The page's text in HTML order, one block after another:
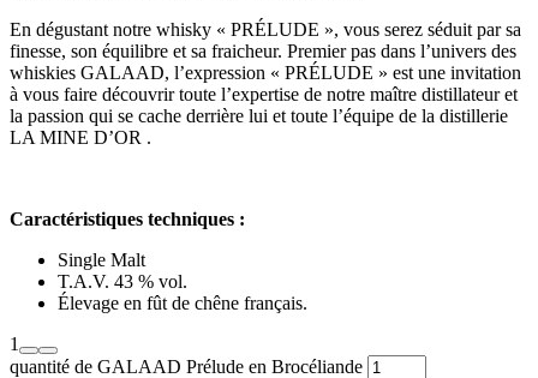
En dégustant notre whisky « PRÉLUDE », vous serez séduit par sa
finesse, son équilibre et sa fraicheur. Premier pas dans l’univers des
whiskies GALAAD, l’expression « PRÉLUDE » est une invitation
à vous faire découvrir toute l’expertise de notre maître distillateur et
la passion qui se cache derrière lui et toute l’équipe de la distillerie
LA MINE D’OR .
Caractéristiques techniques :
Single Malt
T.A.V. 43 % vol.
Élevage en fût de chêne français.
1
quantité de GALAAD Prélude en Brocéliande